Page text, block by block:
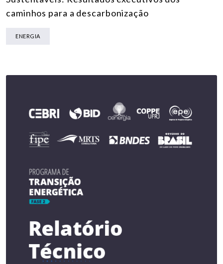
caminhos para a descarbonização
ENERGIA